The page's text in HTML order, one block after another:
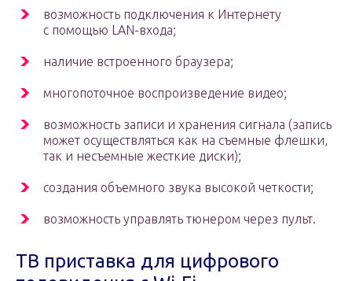
возможность подключения к Интернету
с помощью LAN-входа;
наличие встроенного браузера;
многопоточное воспроизведение видео;
возможность записи и хранения сигнала (запись
может осуществляться как на съемные флешки,
так и несъемные жесткие диски);
создания объемного звука высокой четкости;
возможность управлять тюнером через пульт.
ТВ приставка для цифрового